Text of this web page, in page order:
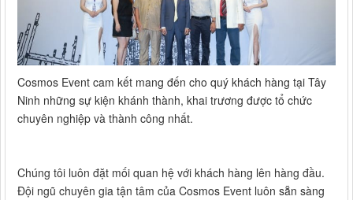
Cosmos Event cam kết mang đến cho quý khách hàng tại Tây
Ninh những sự kiện khánh thành, khai trương được tổ chức
chuyên nghiệp và thành công nhất.
Chúng tôi luôn đặt mối quan hệ với khách hàng lên hàng đầu.
Đội ngũ chuyên gia tận tâm của Cosmos Event luôn sẵn sàng